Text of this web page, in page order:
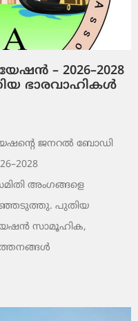
– 2026–2028
ഭാരവാഹികൾ
ജനറൽ ബോഡി
അംഗങ്ങളെ
പുതിയ
സാമൂഹിക,